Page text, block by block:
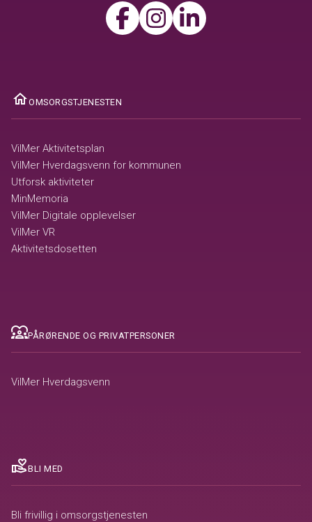
OMSORGSTJENESTEN
VilMer Aktivitetsplan
VilMer Hverdagsvenn for kommunen
Utforsk aktiviteter
MinMemoria
VilMer Digitale opplevelser
VilMer VR
Aktivitetsdosetten
diversity_1PÅRØRENDE OG PRIVATPERSONER
VilMer Hverdagsvenn
volunteer_activismBLI MED
Bli frivillig i omsorgstjenesten